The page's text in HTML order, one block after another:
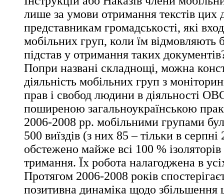
лише за умови отримання текстів цих
представникам громадськості, які
мобільних груп, коли їм відмовляють
підстав у отримання таких
Попри названі складнощі, можна
діяльність мобільних груп з
прав і свобод людини в діяльності
поширеною загальноукраїнською
2006-2008 рр. мобільними групами
500 виїздів (з них 85 – тільки в серпні
обстежено майже всі 100 %
тримання. Їх робота налагоджена в
Протягом 2006-2008 років
позитивна динаміка щодо збільшення